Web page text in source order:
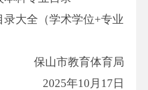
录大全（学术学位+专业
保山市教育体育局
2025年10月17日